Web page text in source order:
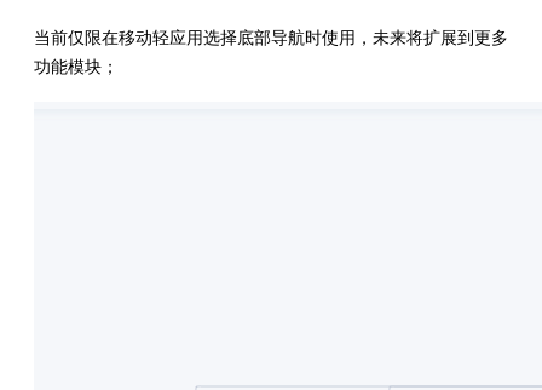
当前仅限在移动轻应用选择底部导航时使用，未来将扩展到更多
功能模块；